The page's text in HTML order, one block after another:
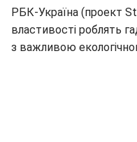
РБК-Україна (проект
властивості роблять
з важливою